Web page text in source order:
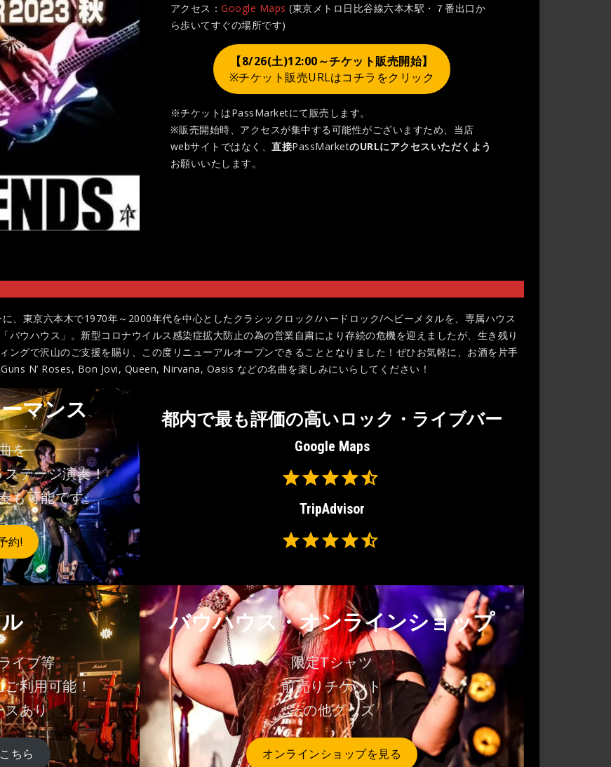
アクセス：Google Maps (東京メトロ日比谷線六本木駅・７番出口か
ら歩いてすぐの場所です)
【8/26(土)12:00～チケット販売開始】
※チケット販売URLはコチラをクリック
※チケットはPassMarketにて販売します。
※販売開始時、アクセスが集中する可能性がございますため、当店
webサイトではなく、直接PassMarketのURLにアクセスいただくよう
お願いいたします。
、東京六本木で1970年～2000年代を中心としたクラシックロック/ハードロック/ヘビーメタルを、専属ハウス
バウハウス」。新型コロナウイルス感染症拡大防止の為の営業自粛により存続の危機を迎えましたが、生き残り
ングで沢山のご支援を賜り、この度リニューアルオープンできることとなりました！ぜひお気軽に、お酒を片手
N’ Roses, Bon Jovi, Queen, Nirvana, Oasis などの名曲を楽しみにいらしてください！
マンス
を
テージ演奏！
も可能です。
約!
都内で最も評価の高いロック・ライブバー
Google Maps
⭐
⭐
⭐
⭐
TripAdvisor
⭐
⭐
⭐
イブ等
利用可能！
スあり
ちら
バウハウス・オンラインショップ
限定Tシャツ
前売りチケット
その他グッズ
オンラインショップを見る